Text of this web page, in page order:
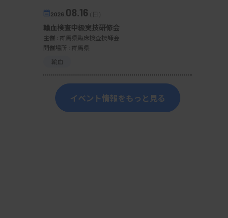
2026. 08.16（日）
輸血検査中級実技研修会
主催 : 群馬県臨床検査技師会
開催場所 : 群馬県
輸血
イベント情報をもっと見る